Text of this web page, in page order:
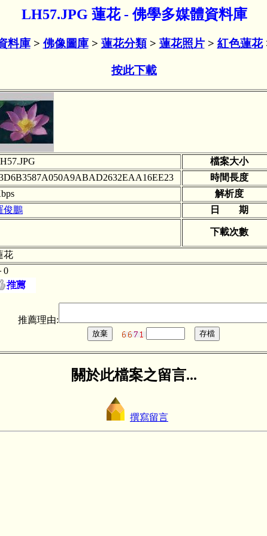
LH57.JPG 蓮花 - 佛學多媒體資料庫
料庫> 佛像圖庫> 蓮花分類> 蓮花照片> 紅色蓮花
按此下載
檔案大小
時間長度
解析度
俊鵬
日 期
下載次數
花
0
推薦理由:
關於此檔案之留言...
撰寫留言